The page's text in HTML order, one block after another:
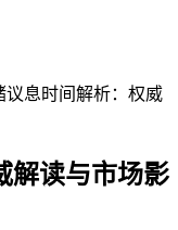
议息时间解析：权威
解读与市场影